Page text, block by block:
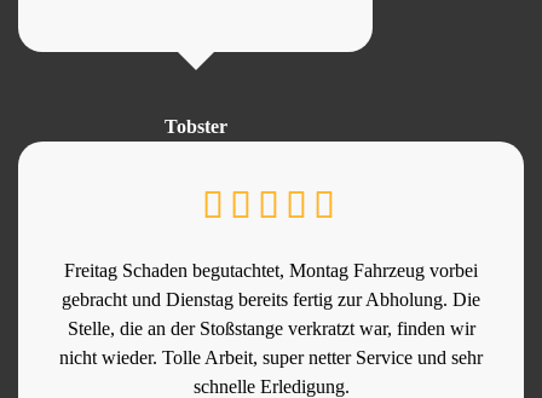
Tobster
Freitag Schaden begutachtet, Montag Fahrzeug vorbei
gebracht und Dienstag bereits fertig zur Abholung. Die
Stelle, die an der Stoßstange verkratzt war, finden wir
nicht wieder. Tolle Arbeit, super netter Service und sehr
schnelle Erledigung.